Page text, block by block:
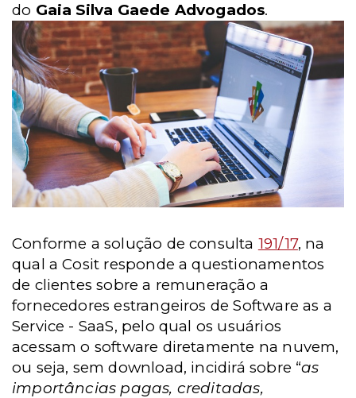
do Gaia Silva Gaede Advogados.
Conforme a solução de consulta 191/17, na
qual a Cosit responde a questionamentos
de clientes sobre a remuneração a
fornecedores estrangeiros de Software as a
Service - SaaS, pelo qual os usuários
acessam o software diretamente na nuvem,
ou seja, sem download, incidirá sobre “as
importâncias pagas, creditadas,